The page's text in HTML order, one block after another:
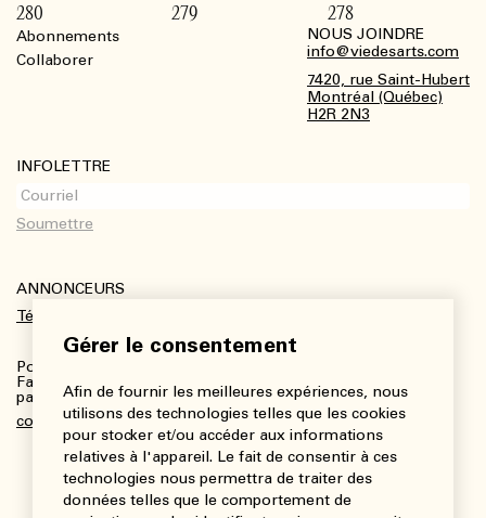
Gérer le consentement
Afin de fournir les meilleures expériences, nous
utilisons des technologies telles que les cookies
pour stocker et/ou accéder aux informations
relatives à l'appareil. Le fait de consentir à ces
technologies nous permettra de traiter des
données telles que le comportement de
Abonnements
Collaborer
NOUS JOINDRE
info@viedesarts.com
7420, rue Saint-Hubert
Montréal (Québec)
H2R 2N3
INFOLETTRE
ANNONCEURS
Télécharger le kit média
Pour plus de renseignements :
Fanny Charbonneau, Responsable des communications,
partenariats et publicités
communications@viedesarts.com
280 279 278